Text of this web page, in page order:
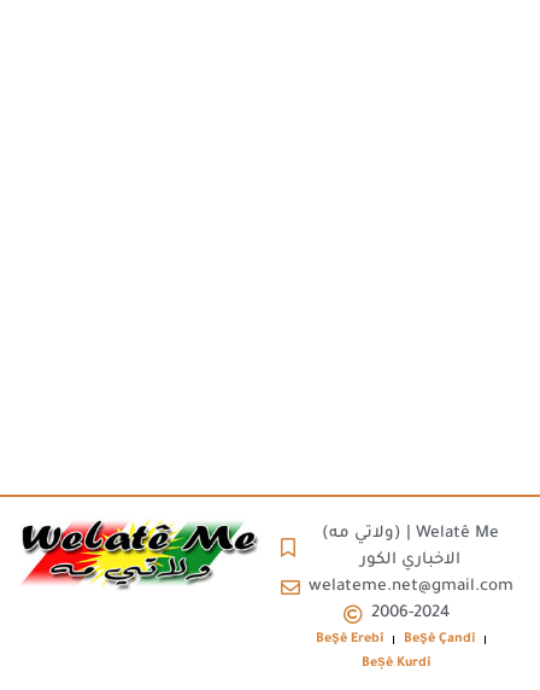
(ولاتي مه) | Welatê Me
الاخباري الكور
welateme.net@gmail.com
2006-2024
Beşê Erebî
Beşê Çandî
Beșê Kurdî